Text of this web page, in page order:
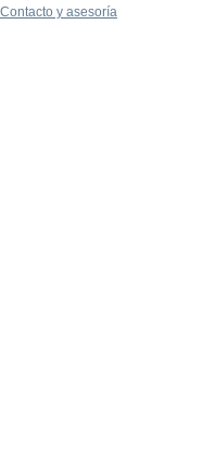
Contacto y asesoría